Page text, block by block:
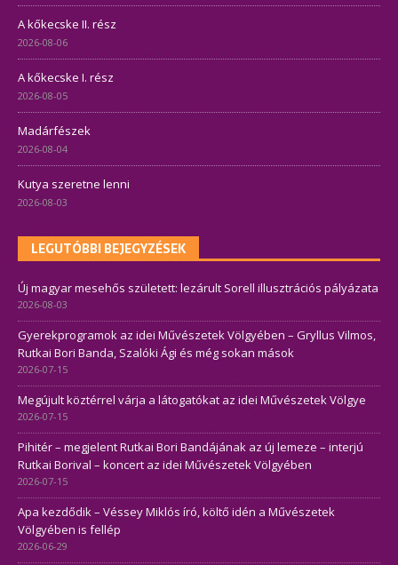
A kőkecske II. rész
2026-08-06
A kőkecske I. rész
2026-08-05
Madárfészek
2026-08-04
Kutya szeretne lenni
2026-08-03
LEGUTÓBBI BEJEGYZÉSEK
Új magyar mesehős született: lezárult Sorell illusztrációs pályázata
2026-08-03
Gyerekprogramok az idei Művészetek Völgyében – Gryllus Vilmos,
Rutkai Bori Banda, Szalóki Ági és még sokan mások
2026-07-15
Megújult köztérrel várja a látogatókat az idei Művészetek Völgye
2026-07-15
Pihitér – megjelent Rutkai Bori Bandájának az új lemeze – interjú
Rutkai Borival – koncert az idei Művészetek Völgyében
2026-07-15
Apa kezdődik – Véssey Miklós író, költő idén a Művészetek
Völgyében is fellép
2026-06-29